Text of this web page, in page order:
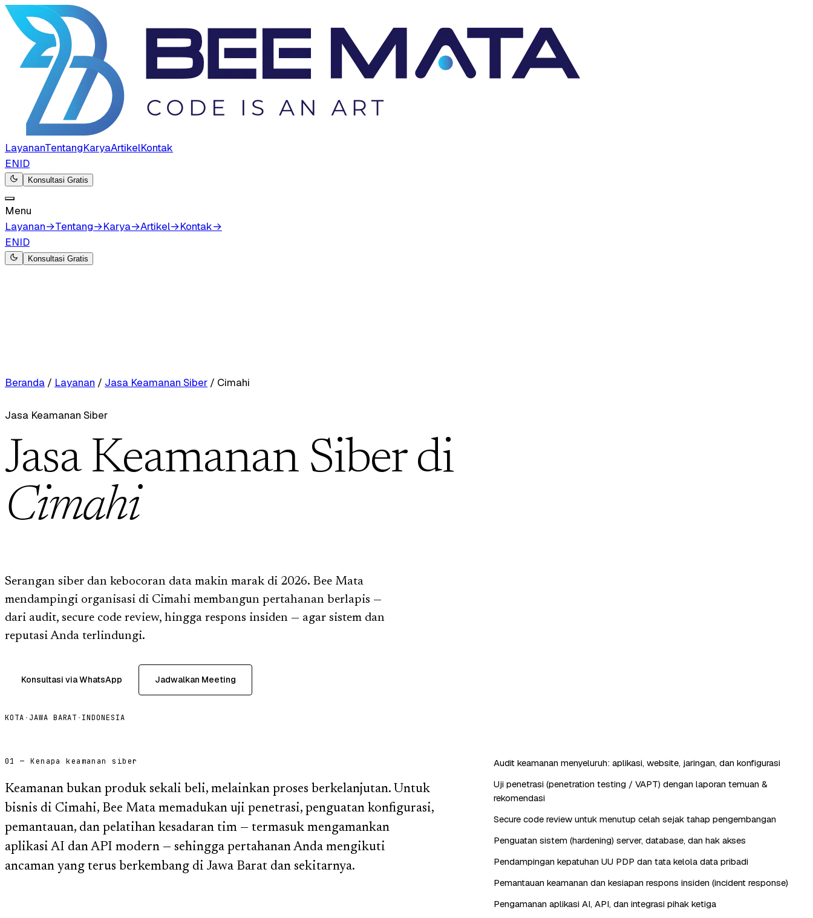
LayananTentangKaryaArtikelKontak
ENID
Konsultasi Gratis
Menu
Layanan→Tentang→Karya→Artikel→Kontak→
ENID
Konsultasi Gratis
Beranda / Layanan / Jasa Keamanan Siber / Cimahi
Jasa Keamanan Siber
Jasa Keamanan Siber di
Cimahi
Serangan siber dan kebocoran data makin marak di 2026. Bee Mata
mendampingi organisasi di Cimahi membangun pertahanan berlapis —
dari audit, secure code review, hingga respons insiden — agar sistem dan
reputasi Anda terlindungi.
Konsultasi via WhatsApp Jadwalkan Meeting
KOTA · JAWA BARAT · INDONESIA
01 — Kenapa keamanan siber
Keamanan bukan produk sekali beli, melainkan proses berkelanjutan. Untuk
bisnis di Cimahi, Bee Mata memadukan uji penetrasi, penguatan konfigurasi,
pemantauan, dan pelatihan kesadaran tim — termasuk mengamankan
aplikasi AI dan API modern — sehingga pertahanan Anda mengikuti
ancaman yang terus berkembang di Jawa Barat dan sekitarnya.
Audit keamanan menyeluruh: aplikasi, website, jaringan, dan konfigurasi
Uji penetrasi (penetration testing / VAPT) dengan laporan temuan &
rekomendasi
Secure code review untuk menutup celah sejak tahap pengembangan
Penguatan sistem (hardening) server, database, dan hak akses
Pendampingan kepatuhan UU PDP dan tata kelola data pribadi
Pemantauan keamanan dan kesiapan respons insiden (incident response)
Pengamanan aplikasi AI, API, dan integrasi pihak ketiga